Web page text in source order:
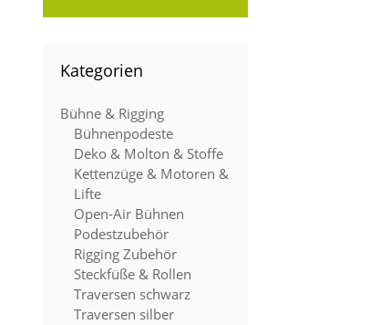
Kategorien
Bühne & Rigging
Bühnenpodeste
Deko & Molton & Stoffe
Kettenzüge & Motoren &
Lifte
Open-Air Bühnen
Podestzubehör
Rigging Zubehör
Steckfüße & Rollen
Traversen schwarz
Traversen silber